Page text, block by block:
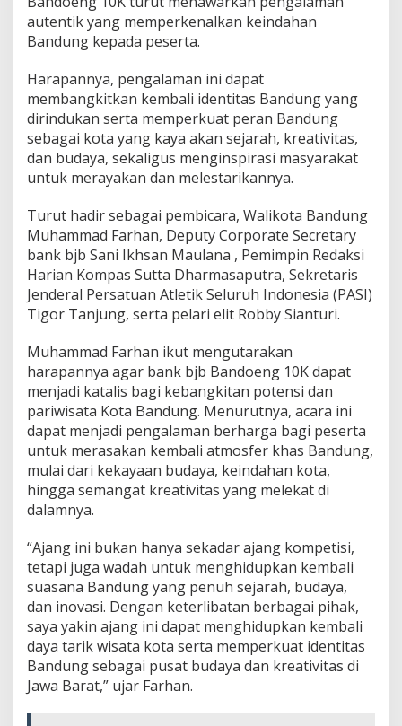
j
a
k
.
0
0
0
P
e
a
i
H
i
u
p
k
n
d
e
n
t
i
t
a
s
w
a
t
O
a
h
r
a
g
autentik yang memperkenalkan keindahan
Bandung kepada peserta.
Harapannya, pengalaman ini dapat
membangkitkan kembali identitas Bandung yang
dirindukan serta memperkuat peran Bandung
sebagai kota yang kaya akan sejarah, kreativitas,
dan budaya, sekaligus menginspirasi masyarakat
untuk merayakan dan melestarikannya.
Turut hadir sebagai pembicara, Walikota Bandung
Muhammad Farhan, Deputy Corporate Secretary
bank bjb Sani Ikhsan Maulana , Pemimpin Redaksi
Harian Kompas Sutta Dharmasaputra, Sekretaris
Jenderal Persatuan Atletik Seluruh Indonesia (PASI)
Tigor Tanjung, serta pelari elit Robby Sianturi.
Muhammad Farhan ikut mengutarakan
harapannya agar bank bjb Bandoeng 10K dapat
menjadi katalis bagi kebangkitan potensi dan
pariwisata Kota Bandung. Menurutnya, acara ini
dapat menjadi pengalaman berharga bagi peserta
untuk merasakan kembali atmosfer khas Bandung,
mulai dari kekayaan budaya, keindahan kota,
hingga semangat kreativitas yang melekat di
dalamnya.
“Ajang ini bukan hanya sekadar ajang kompetisi,
tetapi juga wadah untuk menghidupkan kembali
suasana Bandung yang penuh sejarah, budaya,
dan inovasi. Dengan keterlibatan berbagai pihak,
saya yakin ajang ini dapat menghidupkan kembali
daya tarik wisata kota serta memperkuat identitas
Bandung sebagai pusat budaya dan kreativitas di
Jawa Barat,” ujar Farhan.